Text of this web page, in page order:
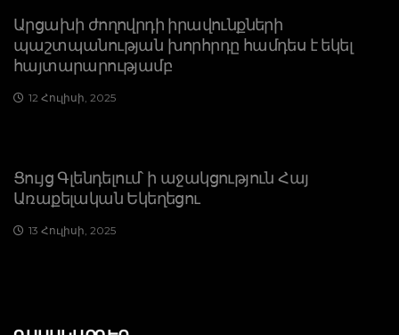
Արցախի ժողովրդի իրավունքների
պաշտպանության խորհրդը համդես է եկել
հայտարարությամբ
12 Հուլիսի, 2025
Ցույց Գլենդելում՝ ի աջակցություն Հայ
Առաքելական Եկեղեցու
13 Հուլիսի, 2025